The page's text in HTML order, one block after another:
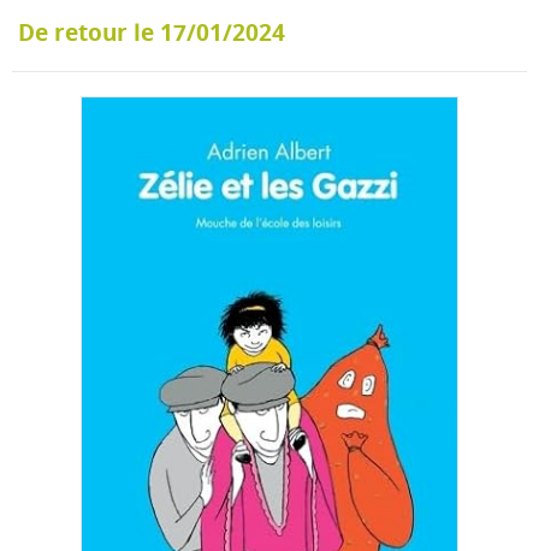
De retour le 17/01/2024